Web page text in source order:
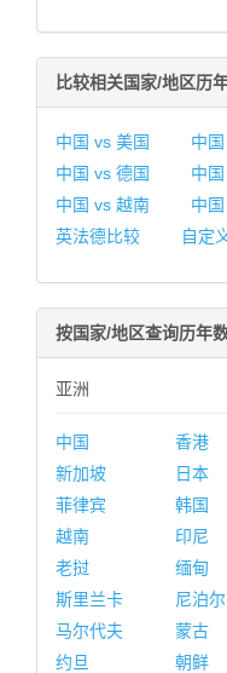
比较相关国家/地区历
中国 vs 美国 中
中国 vs 德国
中
中国 vs 越南
中
英法德比较
自定
按国家/地区查询历年
亚洲
中国 香港
新加坡
日本
菲律宾
韩国
越南
印尼
老挝
缅甸
斯里兰卡
尼泊尔
马尔代夫
蒙古
约旦
朝鲜